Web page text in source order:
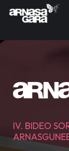
IV. BIDEO